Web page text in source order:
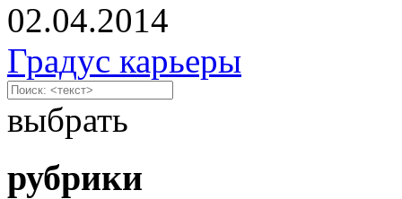
02.04.2014
Градус карьеры
выбрать
рубрики